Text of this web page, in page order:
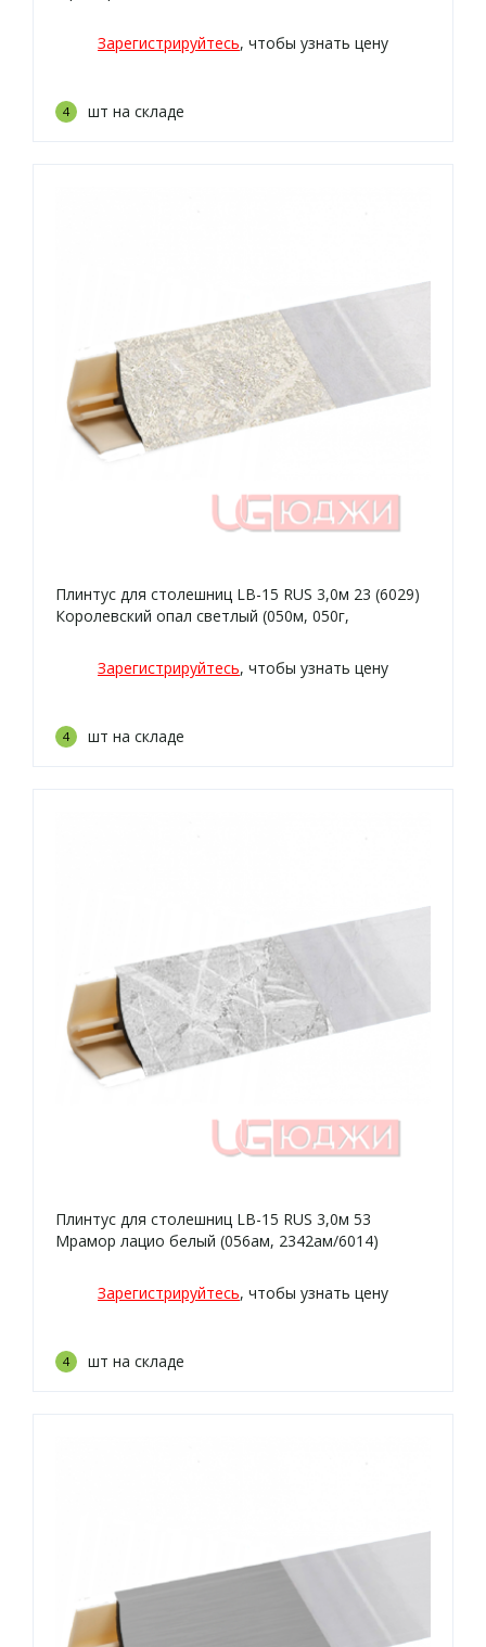
Зарегистрируйтесь, чтобы узнать цену
4 шт на складе
Плинтус для столешниц LB-15 RUS 3,0м 23 (6029)
Королевский опал светлый (050м, 050г,
Зарегистрируйтесь, чтобы узнать цену
4 шт на складе
Плинтус для столешниц LB-15 RUS 3,0м 53
Мрамор лацио белый (056ам, 2342ам/6014)
Зарегистрируйтесь, чтобы узнать цену
4 шт на складе